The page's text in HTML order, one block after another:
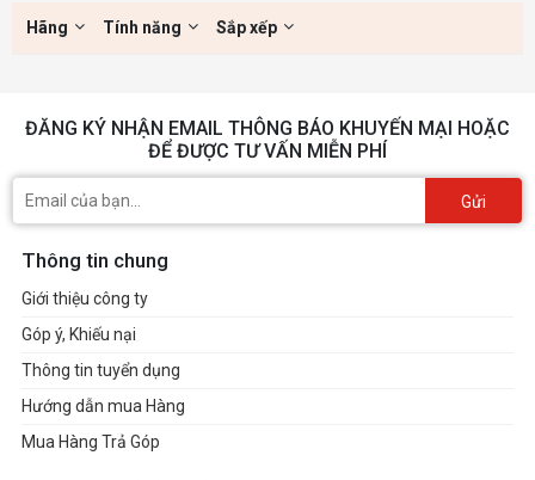
Hãng Tính năng Sắp xếp
ĐĂNG KÝ NHẬN EMAIL THÔNG BÁO KHUYẾN MẠI HOẶC
ĐỂ ĐƯỢC TƯ VẤN MIỄN PHÍ
Gửi
Thông tin chung
Giới thiệu công ty
Góp ý, Khiếu nại
Thông tin tuyển dụng
Hướng dẫn mua Hàng
Mua Hàng Trả Góp